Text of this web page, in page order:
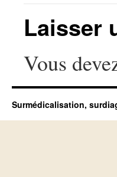
Laisser
Vous
Surmédicalisation,